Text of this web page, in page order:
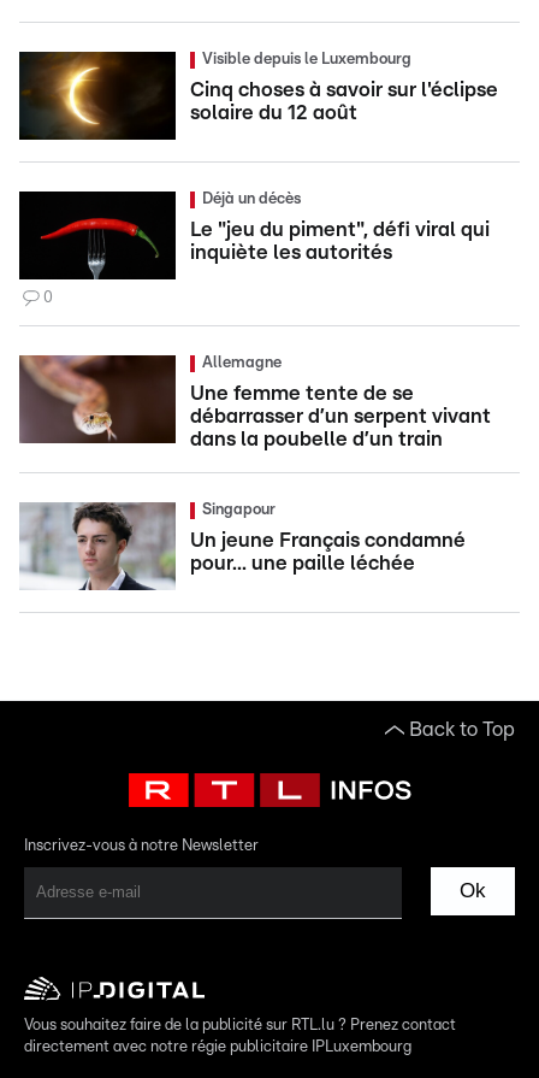
Visible depuis le Luxembourg
Cinq choses à savoir sur l'éclipse
solaire du 12 août
Déjà un décès
Le "jeu du piment", défi viral qui
inquiète les autorités
0
Allemagne
Une femme tente de se
débarrasser d’un serpent vivant
dans la poubelle d’un train
Singapour
Un jeune Français condamné
pour... une paille léchée
Back to Top
Inscrivez-vous à notre Newsletter
Ok
Vous souhaitez faire de la publicité sur RTL.lu ? Prenez contact
directement avec notre régie publicitaire IPLuxembourg